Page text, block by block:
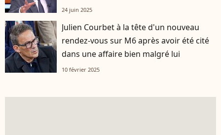
24 juin 2025
Julien Courbet à la tête d'un nouveau
rendez-vous sur M6 après avoir été cité
dans une affaire bien malgré lui
10 février 2025